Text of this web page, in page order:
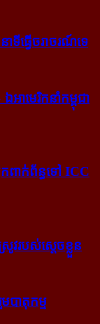
ទី​ធ្វើ​ចរាចរណ៍​ទេ
ាមេរិក​នាំ​កម្ពុជា​
ពាក់​ព័ន្ធ​ទៅ ICC
វ​របស់​ស្ដេច​ខ្លួន
បាតុកម្ម